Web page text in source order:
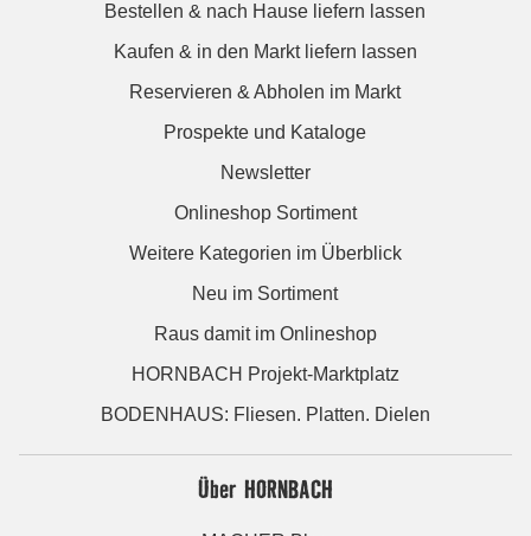
Bestellen & nach Hause liefern lassen
Kaufen & in den Markt liefern lassen
Reservieren & Abholen im Markt
Prospekte und Kataloge
Newsletter
Onlineshop Sortiment
Weitere Kategorien im Überblick
Neu im Sortiment
Raus damit im Onlineshop
HORNBACH Projekt-Marktplatz
BODENHAUS: Fliesen. Platten. Dielen
Über HORNBACH